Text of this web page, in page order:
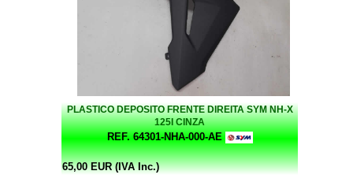
PLASTICO DEPOSITO FRENTE DIREITA SYM NH-X
125I CINZA
REF. 64301-NHA-000-AE
65,00 EUR (IVA Inc.)